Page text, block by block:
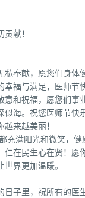
献！
奉献，愿您们身体
福与满足，医师节
和祝福，愿您们事
海。祝您医师节快
来越美丽！
满阳光和微笑，健
在民生心在贤！愿
界更加温暖。
子里，祝所有的医